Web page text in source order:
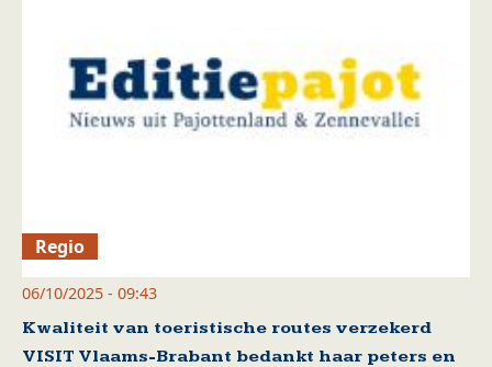
Regio
06/10/2025 - 09:43
Kwaliteit van toeristische routes verzekerd
VISIT Vlaams-Brabant bedankt haar peters en